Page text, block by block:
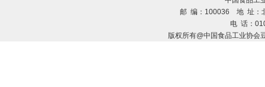
邮 编：100036 地 址：
电 话：
版权所有@中国食品工业协